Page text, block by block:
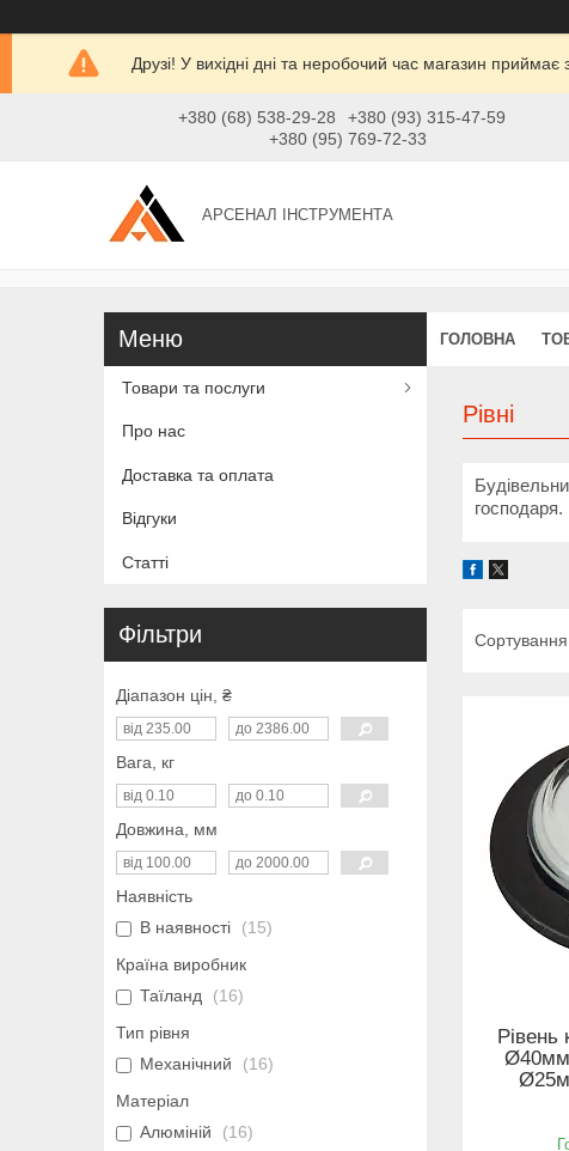
Друзі! У вихідні дні та неробочий час магазин
+380 (68) 538-29-28
+380 (93) 315-47-59
+380 (95) 769-72-33
АРСЕНАЛ ІНСТРУМЕНТА
ГОЛОВНА
Рівні
Рівень
Ø40мм
Товари та послуги
Про нас
Доставка та оплата
Відгуки
Статті
Фільтри
Діапазон цін, ₴
Вага, кг
Довжина, мм
Наявність
В наявності
15
Країна виробник
Таїланд
16
Тип рівня
Механічний
16
Матеріал
Алюміній
16